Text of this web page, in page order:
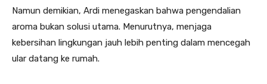
Namun demikian, Ardi menegaskan bahwa pengendalian
aroma bukan solusi utama. Menurutnya, menjaga
kebersihan lingkungan jauh lebih penting dalam mencegah
ular datang ke rumah.